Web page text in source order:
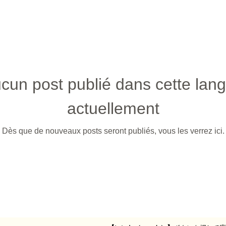
post publié dans cette
actuellement
Dès que de nouveaux posts seront publiés, vous les verrez ici.